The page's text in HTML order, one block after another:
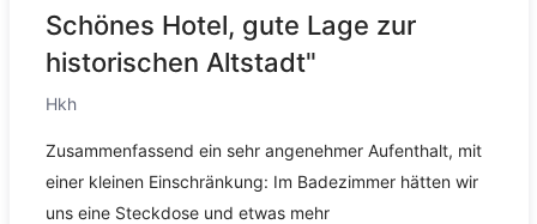
Schönes Hotel, gute Lage zur
historischen Altstadt"
Hkh
Zusammenfassend ein sehr angenehmer Aufenthalt, mit
einer kleinen Einschränkung: Im Badezimmer hätten wir
uns eine Steckdose und etwas mehr